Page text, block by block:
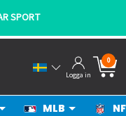
SPORT
Logga in
0
MLB